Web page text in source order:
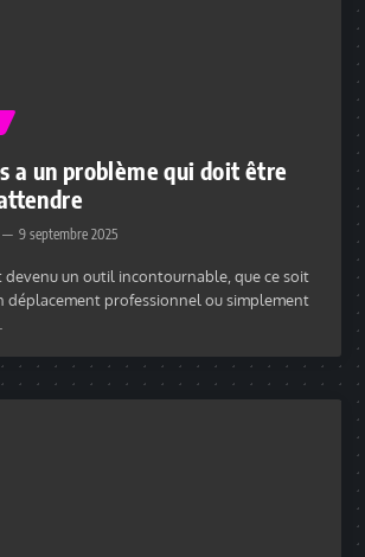
a un problème qui doit être
9 septembre 2025
devenu un outil incontournable, que ce soit
déplacement professionnel ou simplement